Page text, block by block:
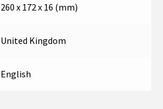
260 x 172 x 16 (mm)
United Kingdom
English